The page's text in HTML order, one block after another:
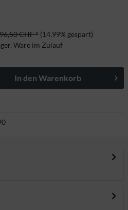
96,50 CHF * (14,99% gespart)
Ware im Zulauf
In den Warenkorb